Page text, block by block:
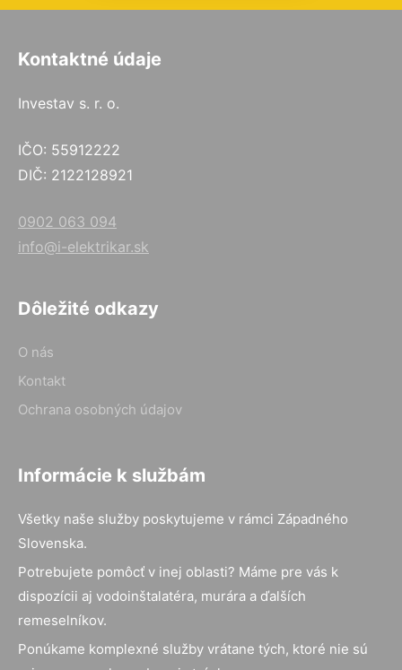
Kontaktné údaje
Investav s. r. o.
IČO: 55912222
DIČ: 2122128921
0902 063 094
info@i-elektrikar.sk
Dôležité odkazy
O nás
Kontakt
Ochrana osobných údajov
Informácie k službám
Všetky naše služby poskytujeme v rámci Západného
Slovenska.
Potrebujete pomôcť v inej oblasti? Máme pre vás k
dispozícii aj vodoinštalatéra, murára a ďalších
remeselníkov.
Ponúkame komplexné služby vrátane tých, ktoré nie sú